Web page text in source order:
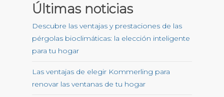
Últimas noticias
Descubre las ventajas y prestaciones de las
pérgolas bioclimáticas: la elección inteligente
para tu hogar
Las ventajas de elegir Kommerling para
renovar las ventanas de tu hogar